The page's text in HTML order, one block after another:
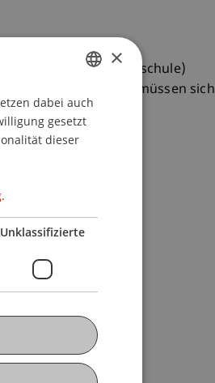
und Partner Hochschule)
(«Freemover») müssen sich
GERMAN
ENGLISH
×
dabei auch
gesetzt
dieser
Unklassifizierte